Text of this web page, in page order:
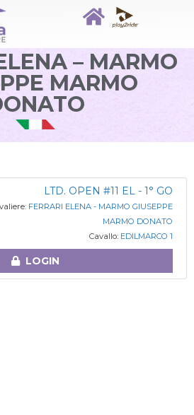
– MARMO
MARMO
LTD. OPEN #11 EL - 1° GO
FERRARI ELENA - MARMO GIUSEPPE
MARMO DONATO
Cavallo: EDILMARCO 1
LOGIN